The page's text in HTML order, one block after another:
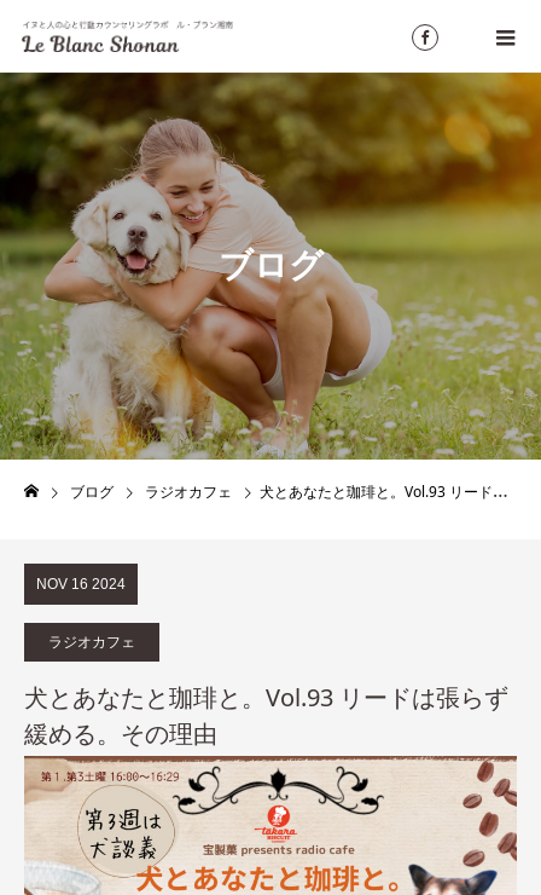
ブログ
ブログ ラジオカフェ 犬とあなたと珈琲と。Vol.93 リードは張らず緩める。その理由
NOV 16 2024
ラジオカフェ
犬とあなたと珈琲と。Vol.93 リードは張らず
緩める。その理由